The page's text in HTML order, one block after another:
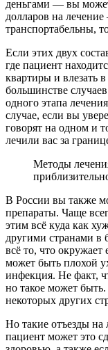
деньгами — вы
долларов на
транспортабельны,
Если этих двух
где пациент
квартиры и влезать
большинстве
одного этапа
случае, если вы
говорят на одном и
лечили вас за
Методы
В России вы также
препараты. Чаще
этим всё куда как
другими странами в
всё то, что
может быть плохой
инфекция. Не факт,
но такое может быть.
некоторых других
Но такие отъезды на
пациент может это